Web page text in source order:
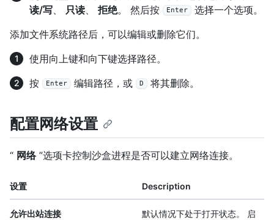
读/写
只读 拒绝。 然后按 Enter
选择一个选项。
添加文件系统路径后，可以编辑或删除它们。
使用向上键和向下键选择路径。
按
Enter 编辑路径，或 D 将其删除。
配置网络设置
“ 网络”选项卡控制沙盒进程是否可以建立网络连接。
设置 Description
允许出站连接
默认情况下处于打开状态。 启